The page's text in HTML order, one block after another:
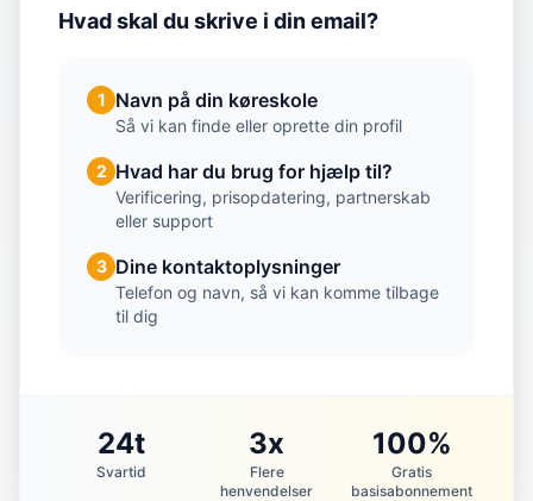
Hvad skal du skrive i din email?
1 Navn på din køreskole
Så vi kan finde eller oprette din profil
2 Hvad har du brug for hjælp til?
Verificering, prisopdatering, partnerskab
eller support
3 Dine kontaktoplysninger
Telefon og navn, så vi kan komme tilbage
til dig
24t
Svartid
3x
Flere
henvendelser
100%
Gratis
basisabonnement